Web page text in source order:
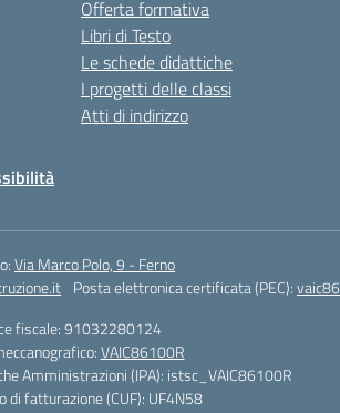
Offerta formativa
Libri di Testo
Le schede didattiche
I progetti delle classi
Atti di indirizzo
Via Marco Polo, 9 - Ferno
Posta elettronica certificata (PEC):
fiscale: 91032280124
VAIC86100R
Amministrazioni (IPA): istsc_VAIC86100R
di fatturazione (CUF): UF4N58